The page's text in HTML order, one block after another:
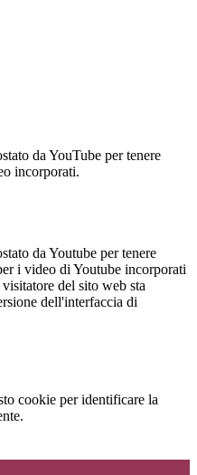
da YouTube per tenere
incorporati.
da Youtube per tenere
i video di Youtube incorporati
del sito web sta
dell'interfaccia di
cookie per identificare la